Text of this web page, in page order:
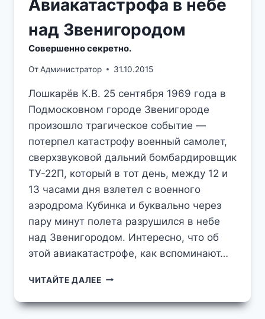
Авиакатастрофа в небе
над Звенигородом
Совершенно секретно.
ОтАдминистратор 31.10.2015
Лошкарёв К.В. 25 сентября 1969 года в
Подмосковном городе Звенигороде
произошло трагическое событие —
потерпел катастрофу военный самолет,
сверхзвуковой дальний бомбардировщик
ТУ-22П, который в тот день, между 12 и
13 часами дня взлетел с военного
аэродрома Кубинка и буквально через
пару минут полета разрушился в небе
над Звенигородом. Интересно, что об
этой авиакатастрофе, как вспоминают…
ЧИТАЙТЕ ДАЛЕЕАВИАКАТАСТРОФА
НЕБЕ